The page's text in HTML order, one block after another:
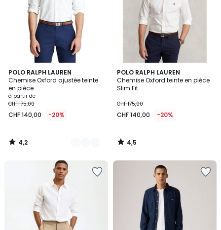
POLO RALPH LAUREN
Chemise Oxford ajustée teinte
en pièce
à partir de
CHF 175,00
CHF 140,00 -20%
4,2
/ 5
3
Couleurs
4,2
/
POLO RALPH LAUREN
Chemise Oxford teinte en pièce
Slim Fit
CHF 175,00
CHF 140,00 -20%
4,5
/ 5
4,5
/